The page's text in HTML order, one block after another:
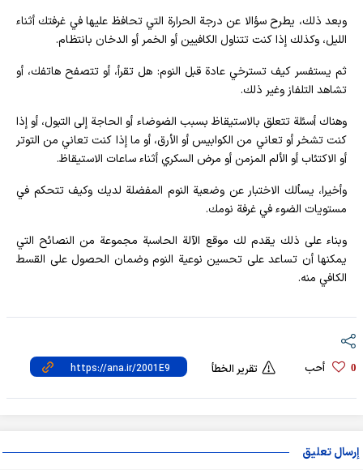
وبعد ذلك، يطرح سؤالا عن درجة الحرارة التي تحافظ عليها في غرفتك أثناء
الليل، وكذلك إذا كنت تتناول الكافيين أو الخمر أو الدخان بانتظام.
ثم يستفسر كيف تسترخي عادة قبل النوم: هل تقرأ، أو تتصفح هاتفك، أو
تشاهد التلفاز وغير ذلك.
وهناك أسئلة تتعلق بالاستيقاظ بسبب الضوضاء أو الحاجة إلى التبول، أو إذا
كنت تشخر أو تعاني من الكوابيس أو الأرق، أو ما إذا كنت تعاني من التوتر
أو الاكتئاب أو الألم المزمن أو مرض السكري أثناء ساعات الاستيقاظ.
وأخيرا، يسألك الاختبار عن وضعية النوم المفضلة لديك وكيف تتحكم في
مستويات الضوء في غرفة نومك.
وبناء على ذلك يقدم لك موقع الآلة الحاسبة مجموعة من النصائح التي
يمكنها أن تساعد على تحسين نوعية النوم وضمان الحصول على القسط
الكافي منه.
0 أحب تقرير الخطأ
إرسال تعليق